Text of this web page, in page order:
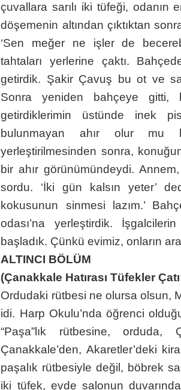
çuvallara sarılı iki tüfeği,
döşemenin altından çıktıktan
‘Sen meğer ne işler de
tahtaları yerlerine çaktı.
getirdik. Şakir Çavuş bu ot ve
Sonra yeniden bahçeye gitti,
getirdiklerimin üstünde inek
bulunmayan ahır olur mu
yerleştirilmesinden sonra,
bir ahır görünümündeydi.
sordu. ‘İki gün kalsın yeter’
kokusunun sinmesi lazım.’
odası’na yerleştirdik.
başladık. Çünkü evimiz, onların
ALTINCI BÖLÜM
(Çanakkale Hatırası Tüfekler
Ordudaki rütbesi ne olursa olsun,
idi. Harp Okulu’nda öğrenci
“Paşa”lık rütbesine, orduda,
Çanakkale’den, Akaretler’deki
paşalık rütbesiyle değil, böbrek
iki tüfek, evde salonun duvarında